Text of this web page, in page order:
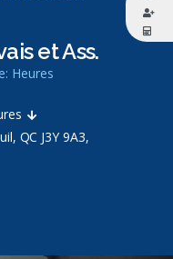
et Ass.
Heures
QC J3Y 9A3,